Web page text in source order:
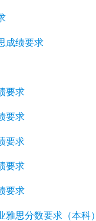
成绩要求
要求
要求
要求
要求
要求
思分数要求（本科）